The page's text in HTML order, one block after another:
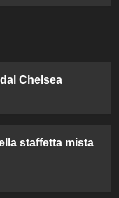
Chelsea
staffetta mista